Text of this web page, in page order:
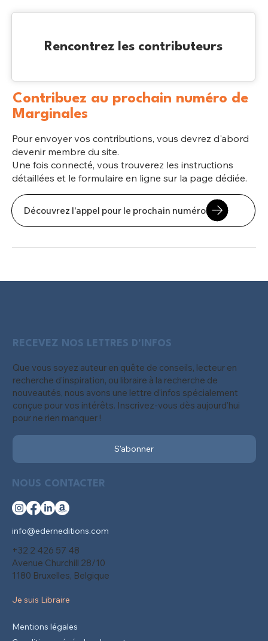
Rencontrez les contributeurs
Contribuez au prochain numéro de
Marginales
Pour envoyer vos contributions, vous devrez d'abord
devenir membre du site.
Une fois connecté, vous trouverez les instructions
détaillées et le formulaire en ligne sur la page dédiée.
Découvrez l'appel pour le prochain numéro
NOUS CONTACTER
info@ederneditions.com
+32 2 426 57 48
Avenue Churchill 28/10
1180 Bruxelles, Belgique
Je suis Libraire
RECEVEZ NOS LETTRES D'INFOS
Que vous soyez auteur en quête de conseils, lecteur en
recherche d'inspiration, ou libraire à la recherche de
nouveautés, nous avons une lettre d'infos spécialement
conçue pour vos intérêts. Inscrivez-vous dès aujourd'hui
pour ne rien manquer !
S'abonner
Mentions légales